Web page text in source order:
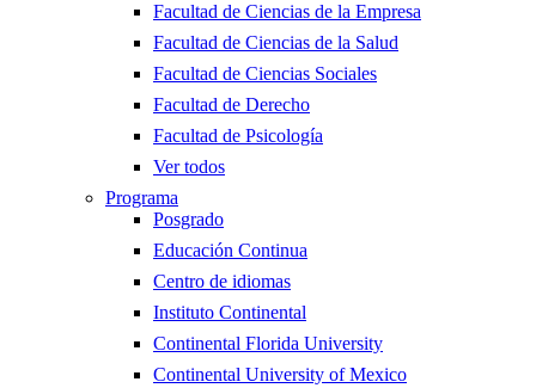
Facultad de Ciencias de la Empresa
Facultad de Ciencias de la Salud
Facultad de Ciencias Sociales
Facultad de Derecho
Facultad de Psicología
Ver todos
Programa
Posgrado
Educación Continua
Centro de idiomas
Instituto Continental
Continental Florida University
Continental University of Mexico